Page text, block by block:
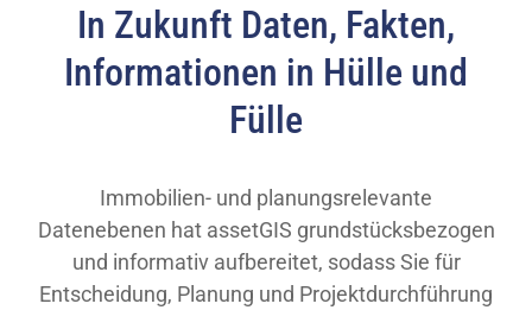
In Zukunft Daten, Fakten,
Informationen in Hülle und
Fülle
Immobilien- und planungsrelevante
Datenebenen hat assetGIS grundstücksbezogen
und informativ aufbereitet, sodass Sie für
Entscheidung, Planung und Projektdurchführung